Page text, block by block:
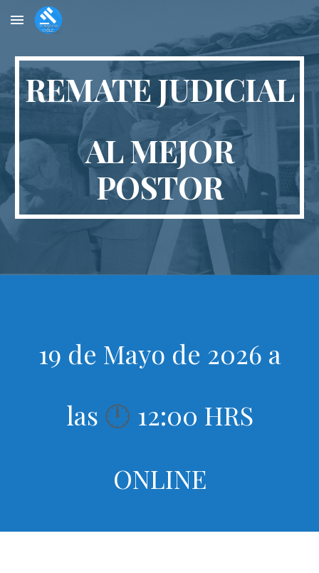
Skip to main content Skip to navigation
REMATE JUDICIAL
AL MEJOR
POSTOR
19 de Mayo de 2026 a
las 🕛 12:00 HRS
ONLINE